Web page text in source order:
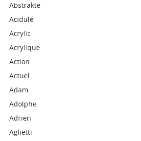
Abstrakte
Acidulé
Acrylic
Acrylique
Action
Actuel
Adam
Adolphe
Adrien
Aglietti